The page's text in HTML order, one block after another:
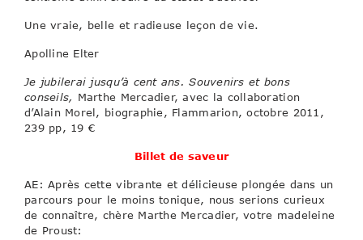
Une vraie, belle et radieuse leçon de vie.
Apolline Elter
Je jubilerai jusqu’à cent ans. Souvenirs et bons
conseils, Marthe Mercadier, avec la collaboration
d’Alain Morel, biographie, Flammarion, octobre 2011,
239 pp, 19 €
Billet de saveur
AE: Après cette vibrante et délicieuse plongée dans un
parcours pour le moins tonique, nous serions curieux
de connaître, chère Marthe Mercadier, votre madeleine
de Proust: